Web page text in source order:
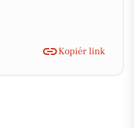
Kopiér link